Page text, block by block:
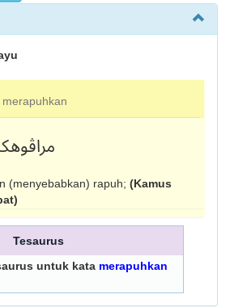
merapuhkan
(menyebabkan) rapuh; (Kamus
Tesaurus
untuk kata merapuhkan